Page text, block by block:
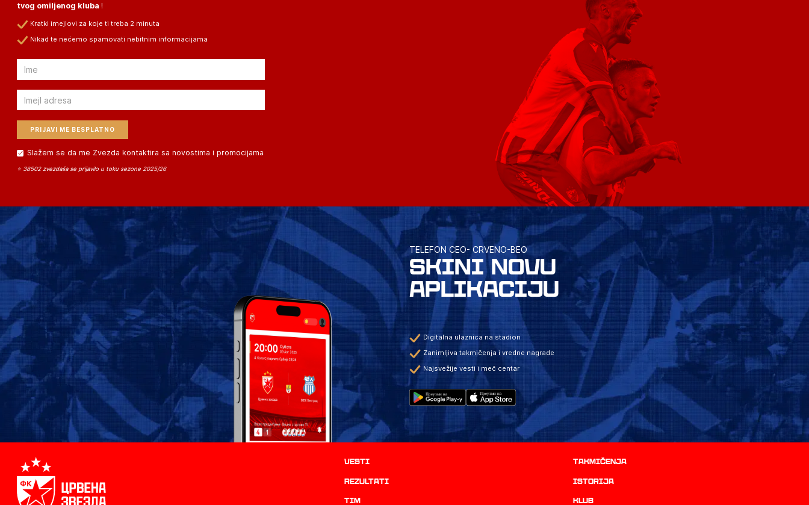
tvog omiljenog kluba !
Kratki imejlovi za koje ti treba 2 minuta
Nikad te nećemo spamovati nebitnim informacijama
Email
Email
Slažem se da me Zvezda kontaktira sa novostima i promocijama
⭐ 38502 zvezdaša se prijavilo u toku sezone 2025/26
TELEFON CEO- CRVENO-BEO
SKINI NOVU
APLIKACIJU
Digitalna ulaznica na stadion
Zanimljiva takmičenja i vredne nagrade
Najsvežije vesti i meč centar
Vesti Takmičenja
rezultati istorija
TIM Klub